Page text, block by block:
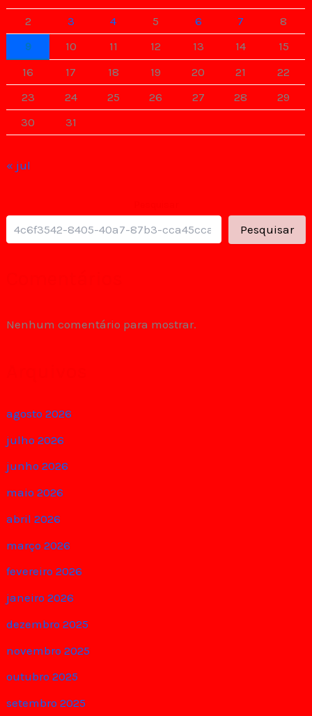
2
3 4 5 6 7
8
9
10 11 12 13 14
15
16
17 18 19 20 21
22
23
24 25 26 27 28
29
30
31
« jul
Pesquisar
Nenhum comentário para mostrar.
agosto 2026
julho 2026
junho 2026
maio 2026
abril 2026
março 2026
fevereiro 2026
janeiro 2026
dezembro 2025
novembro 2025
outubro 2025
setembro 2025